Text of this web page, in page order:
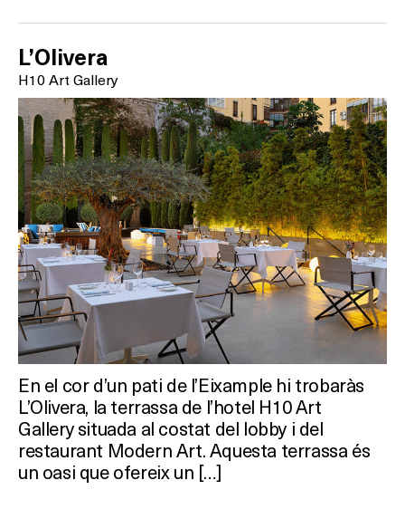
L’Olivera
H10 Art Gallery
En el cor d’un pati de l’Eixample hi trobaràs
L’Olivera, la terrassa de l’hotel H10 Art
Gallery situada al costat del lobby i del
restaurant Modern Art. Aquesta terrassa és
un oasi que ofereix un […]